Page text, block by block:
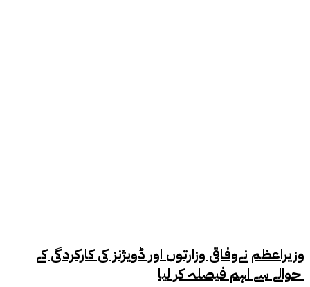
وزیراعظم نےوفاقی وزارتوں اور ڈویژنز کی کارکردگی کے
حوالے سے اہم فیصلہ کر لیا